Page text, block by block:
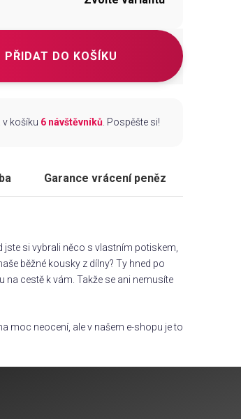
PŘIDAT DO KOŠÍKU
v košíku 6 návštěvníků. Pospěšte si!
Garance vrácení peněz
si vybrali něco s vlastním potiskem,
běžné kousky z dílny? Ty hned po
cestě k vám. Takže se ani nemusíte
moc neocení, ale v našem e-shopu je to